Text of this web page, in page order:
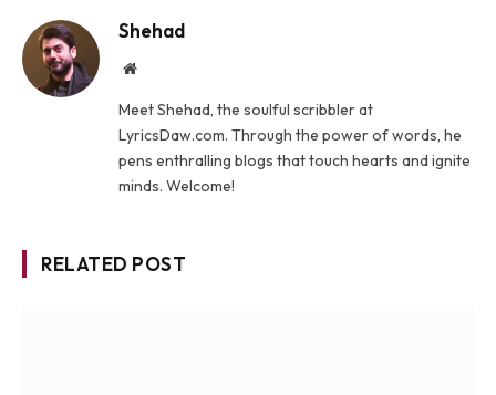
Shehad
Website
Meet Shehad, the soulful scribbler at
LyricsDaw.com. Through the power of words, he
pens enthralling blogs that touch hearts and ignite
minds. Welcome!
RELATED POST